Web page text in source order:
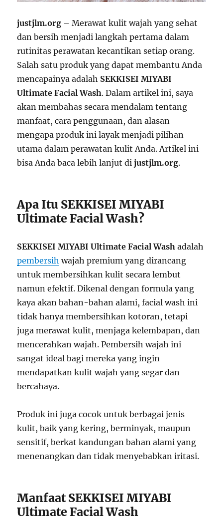
justjlm.org –Merawat kulit wajah yang sehat
dan bersih menjadi langkah pertama dalam
rutinitas perawatan kecantikan setiap orang.
Salah satu produk yang dapat membantu Anda
mencapainya adalah SEKKISEI MIYABI
Ultimate Facial Wash. Dalam artikel ini, saya
akan membahas secara mendalam tentang
manfaat, cara penggunaan, dan alasan
mengapa produk ini layak menjadi pilihan
utama dalam perawatan kulit Anda. Artikel ini
bisa Anda baca lebih lanjut dijustjlm.org.
Apa Itu SEKKISEI MIYABI
Ultimate Facial Wash?
SEKKISEI MIYABI Ultimate Facial Wash adalah
pembersih wajah premium yang dirancang
untuk membersihkan kulit secara lembut
namun efektif. Dikenal dengan formula yang
kaya akan bahan-bahan alami, facial wash ini
tidak hanya membersihkan kotoran, tetapi
juga merawat kulit, menjaga kelembapan, dan
mencerahkan wajah. Pembersih wajah ini
sangat ideal bagi mereka yang ingin
mendapatkan kulit wajah yang segar dan
bercahaya.
Produk ini juga cocok untuk berbagai jenis
kulit, baik yang kering, berminyak, maupun
sensitif, berkat kandungan bahan alami yang
menenangkan dan tidak menyebabkan iritasi.
Manfaat SEKKISEI MIYABI
Ultimate Facial Wash